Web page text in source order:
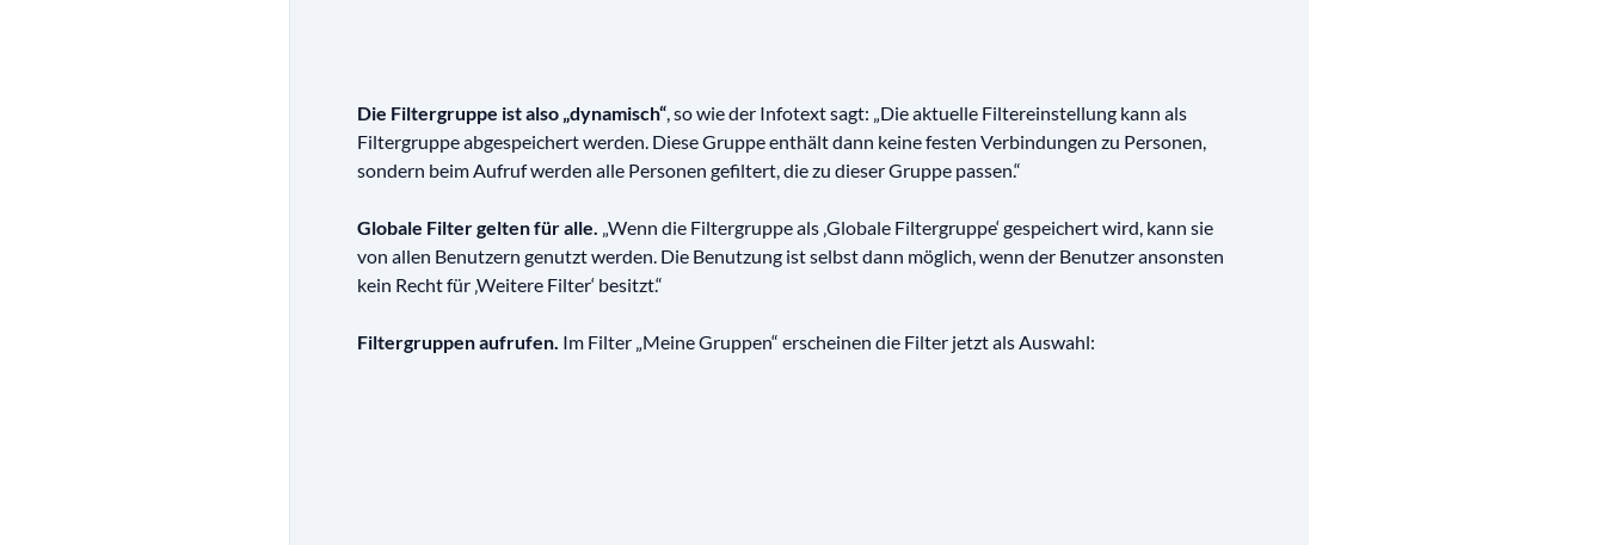
Die Filtergruppe ist also „dynamisch“, so wie der Infotext sagt: „Die aktuelle Filtereinstellung kann als
Filtergruppe abgespeichert werden. Diese Gruppe enthält dann keine festen Verbindungen zu Personen,
sondern beim Aufruf werden alle Personen gefiltert, die zu dieser Gruppe passen.“
Globale Filter gelten für alle. „Wenn die Filtergruppe als ‚Globale Filtergruppe‘ gespeichert wird, kann sie
von allen Benutzern genutzt werden. Die Benutzung ist selbst dann möglich, wenn der Benutzer ansonsten
kein Recht für ‚Weitere Filter‘ besitzt.“
Filtergruppen aufrufen. Im Filter „Meine Gruppen“ erscheinen die Filter jetzt als Auswahl: